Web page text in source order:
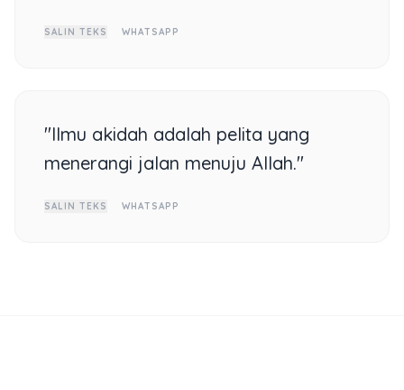
SALIN TEKS WHATSAPP
"Ilmu akidah adalah pelita yang
menerangi jalan menuju Allah."
SALIN TEKS WHATSAPP